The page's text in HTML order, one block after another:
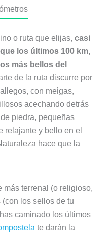
o ruta que elijas, casi
los últimos 100 km,
más bellos del
de la ruta discurre por
con meigas,
acechando detrás
piedra, pequeñas
y bello en el
hace que la
más terrenal (o religioso,
los sellos de tu
caminado los últimos
te darán la